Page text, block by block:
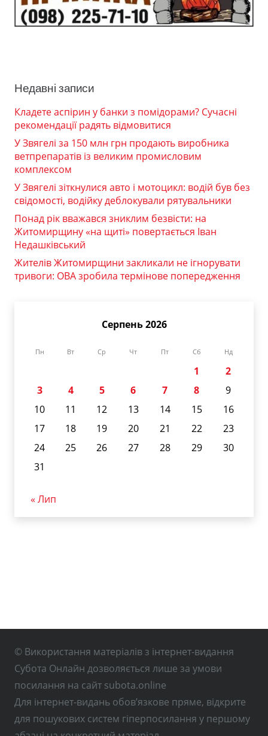
Недавні записи
Кладете аспірин у банки з помідорами? Сучасні
рекомендації радять відмовитися
У Звягелі за 150 млн грн продають виробника
ветпрепаратів із великим промисловим
комплексом
У Звягелі зіткнулися авто і мотоцикл: водій був без
свідомості, водійку деблокували рятувальники
Понад рік вважався зниклим безвісти: на
Житомирщину «на щиті» повертається Іван
Недашківський
Жителів Житомирщини закликали не ігнорувати
тривоги: ОВА зробила термінове попередження
Серпень 2026
Пн Вт Ср Чт Пт Сб Нд
1
2
3
4 5 6 7 8
9
10
11 12 13 14 15
16
17
18 19 20 21 22
23
24
25 26 27 28 29
30
31
« Лип
© Використання матеріалів з інтернет-видання
Субота Онлайн дозволяється лише за умови
посилання на сайт subota.online
Для інтернет-видань обов’язкове пряме, відкрите
для пошукових систем гіперпосилання у першому